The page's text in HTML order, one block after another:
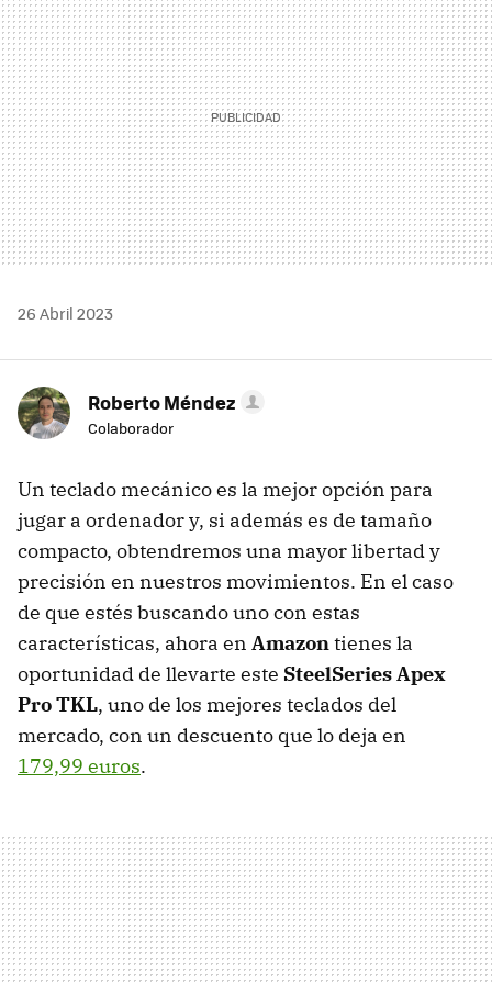
26 Abril 2023
Roberto Méndez
Colaborador
Un teclado mecánico es la mejor opción para
jugar a ordenador y, si además es de tamaño
compacto, obtendremos una mayor libertad y
precisión en nuestros movimientos. En el caso
de que estés buscando uno con estas
características, ahora en Amazontienes la
oportunidad de llevarte este SteelSeries Apex
Pro TKL, uno de los mejores teclados del
mercado, con un descuento que lo deja en
179,99 euros.